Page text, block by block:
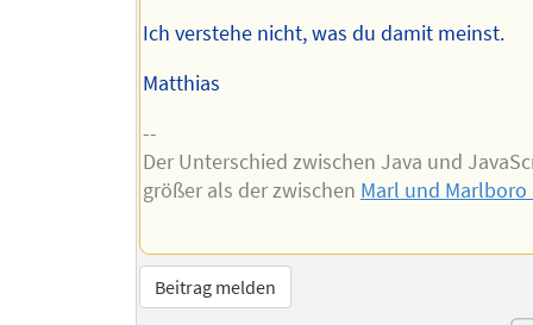
Ich verstehe nicht, was du damit meinst.
Matthias
--
Der Unterschied zwischen Java und
größer als der zwischen Marl und Marlboro
Beitrag melden